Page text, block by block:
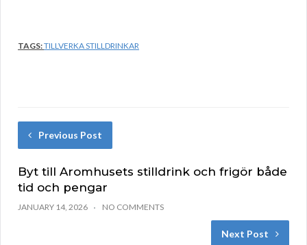
TAGS:TILLVERKA STILLDRINKAR
Previous Post
Byt till Aromhusets stilldrink och frigör både
tid och pengar
JANUARY 14, 2026 NO COMMENTS
Next Post